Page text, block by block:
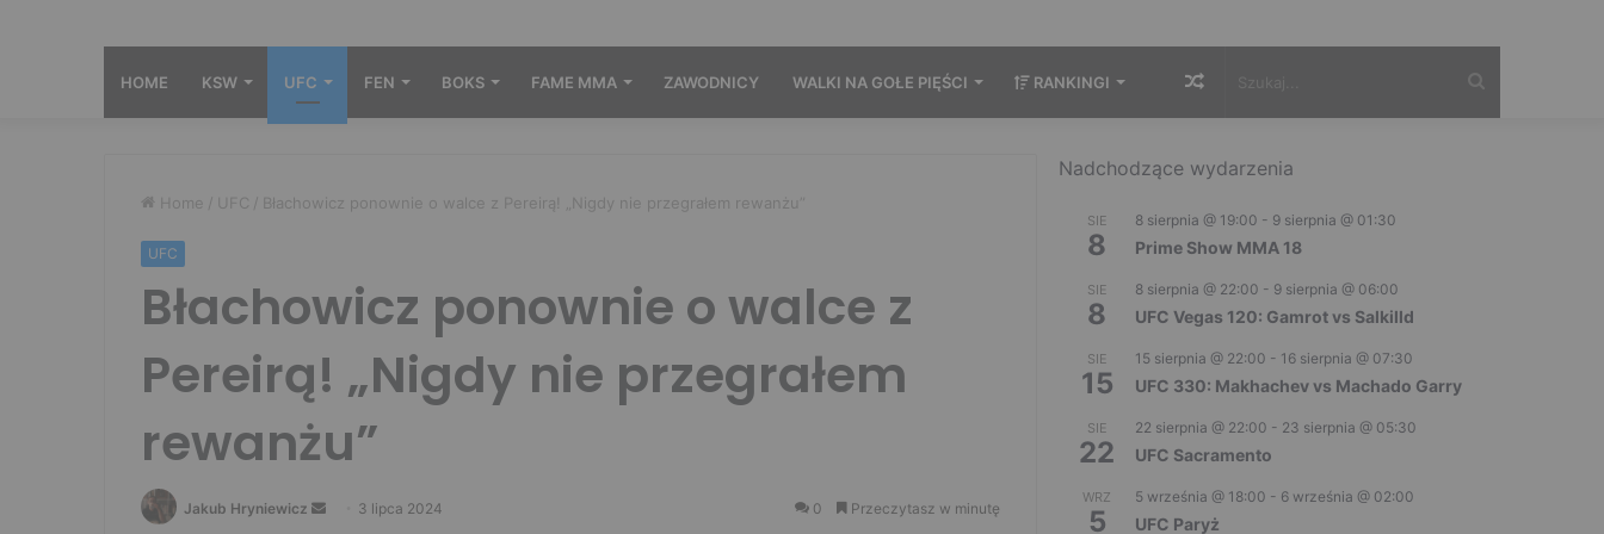
HOME KSW UFC FEN BOKS FAME MMA ZAWODNICY WALKI NA GOŁE PIĘŚCI RANKINGI Losowy
Home / UFC / Błachowicz ponownie o walce z Pereirą! „Nigdy nie przegrałem rewanżu”
UFC
Błachowicz ponownie o walce z
Pereirą! „Nigdy nie przegrałem
rewanżu”
Jakub Hryniewicz
Send 3 lipca 2024 0 Przeczytasz w minutę
Nadchodzące wydarzenia
SIE
8
8 sierpnia @ 19:00 - 9 sierpnia @ 01:30
Prime Show MMA 18
SIE
8
8 sierpnia @ 22:00 - 9 sierpnia @ 06:00
UFC Vegas 120: Gamrot vs Salkilld
SIE
15
15 sierpnia @ 22:00 - 16 sierpnia @ 07:30
UFC 330: Makhachev vs Machado Garry
SIE
22
22 sierpnia @ 22:00 - 23 sierpnia @ 05:30
UFC Sacramento
WRZ
5
5 września @ 18:00 - 6 września @ 02:00
UFC Paryż